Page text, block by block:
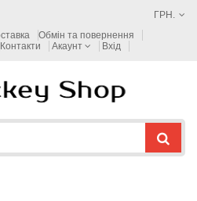
ГРН.
Обмін та повернення
Контакти Акаунт Вхід